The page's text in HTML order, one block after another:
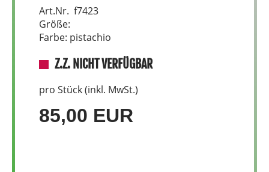
Art.Nr. f7423
Größe:
Farbe: pistachio
Z.Z. NICHT VERFÜGBAR
pro Stück (inkl. MwSt.)
85,00 EUR